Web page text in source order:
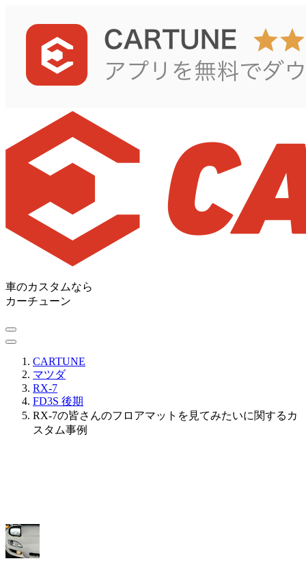
車のカスタムなら
カーチューン
CARTUNE
マツダ
RX-7
FD3S 後期
RX-7の皆さんのフロアマットを見てみたいに関するカ
スタム事例